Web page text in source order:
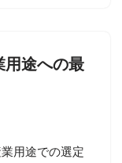
用途への最
用途での選定